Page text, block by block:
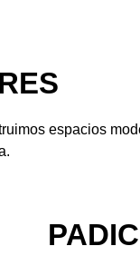
espacios
PADIC